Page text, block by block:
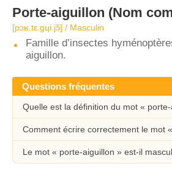
Porte-aiguillon (Nom
[pɔʁ.tɛ.ɡɥi.jɔ̃] / Masculin
Famille d’insectes
aiguillon.
Questions fréquentes
Quelle est la définition du mot «
Comment écrire correctement le mot
Le mot « porte-aiguillon » est-il